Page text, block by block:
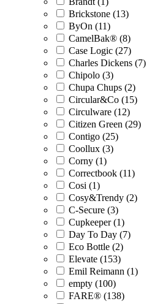
Brickstone (13)
ByOn (11)
CamelBak® (8)
Case Logic (27)
Charles Dickens (7)
Chipolo (3)
Chupa Chups (2)
Circular&Co (15)
Circulware (12)
Citizen Green (29)
Contigo (25)
Coollux (3)
Corny (1)
Correctbook (11)
Cosi (1)
Cosy&Trendy (2)
C-Secure (3)
Cupkeeper (1)
Day To Day (7)
Eco Bottle (2)
Elevate (153)
Emil Reimann (1)
empty (100)
FARE® (138)